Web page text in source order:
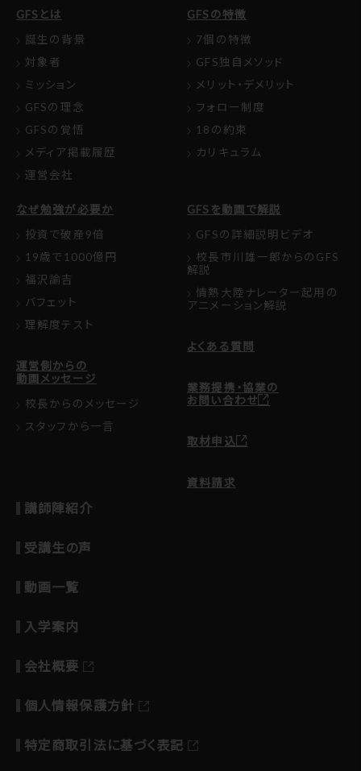
GFSとは
誕生の背景
対象者
ミッション
GFSの理念
GFSの覚悟
メディア掲載履歴
運営会社
GFSの特徴
7個の特徴
GFS独自メソッド
メリット・デメリット
フォロー制度
18の約束
カリキュラム
なぜ勉強が必要か
投資で破産9倍
19歳で1000億円
福沢諭吉
バフェット
理解度テスト
運営側からの
動画メッセージ
校長からのメッセージ
スタッフから一言
GFSを動画で解説
GFSの詳細説明ビデオ
校長市川雄一郎からのGFS
解説
情熱大陸ナレーター起用の
アニメーション解説
よくある質問
業務提携・協業の
お問い合わせ
取材申込
資料請求
講師陣紹介
受講生の声
動画一覧
入学案内
会社概要
個人情報保護方針
特定商取引法に基づく表記